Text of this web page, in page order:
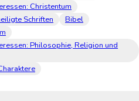
Christentum
Schriften
Bibel
Philosophie, Religion und